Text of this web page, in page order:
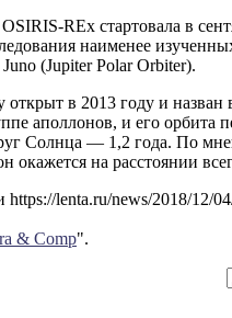
REx стартовала в
наименее
(Jupiter Polar Orbiter).
открыт в 2013 году и
аполлонов, и его
Солнца — 1,2 года. По
окажется на расстоянии
lenta.ru/news/2018/12/
& Comp".